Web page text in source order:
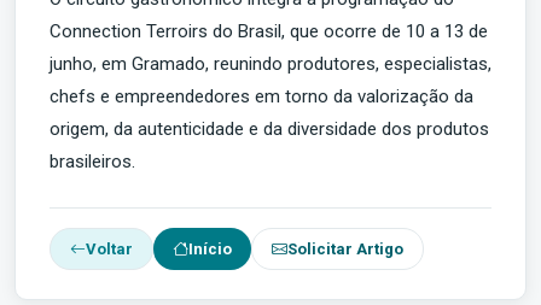
Connection Terroirs do Brasil, que ocorre de 10 a 13 de
junho, em Gramado, reunindo produtores, especialistas,
chefs e empreendedores em torno da valorização da
origem, da autenticidade e da diversidade dos produtos
brasileiros.
Voltar Início Solicitar Artigo